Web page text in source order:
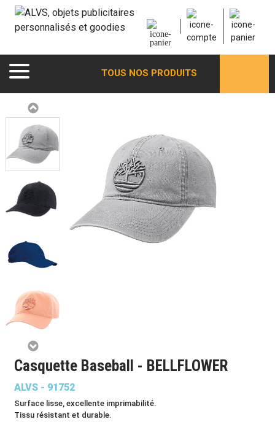
TOUS NOS PRODUITS
Casquette Baseball - BELLFLOWER
ALVS - 91752
Surface lisse, excellente imprimabilité.
Tissu résistant et durable.